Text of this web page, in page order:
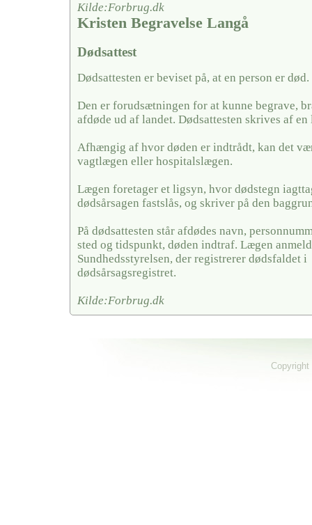
Kilde:Forbrug.dk
Kristen Begravelse Langå
Dødsattest
Dødsattesten er beviset på, at en person er død.
Den er forudsætningen for at kunne begrave,
afdøde ud af landet. Dødsattesten skrives af en
Afhængig af hvor døden er indtrådt, kan det
vagtlægen eller hospitalslægen.
Lægen foretager et ligsyn, hvor dødstegn
dødsårsagen fastslås, og skriver på den
På dødsattesten står afdødes navn,
sted og tidspunkt, døden indtraf. Lægen
Sundhedsstyrelsen, der registrerer dødsfaldet i
dødsårsagsregistret.
Kilde:Forbrug.dk